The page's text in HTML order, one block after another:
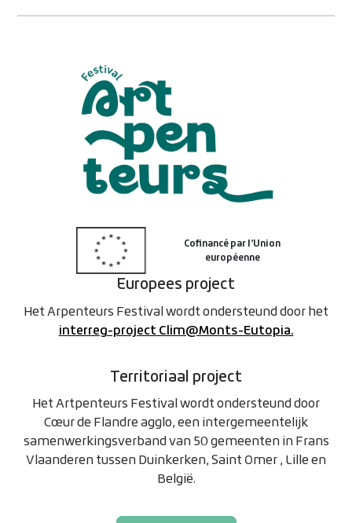
Europees project
Het Arpenteurs Festival wordt ondersteund door het
interreg-project Clim@Monts-Eutopia.
Territoriaal project
Het Artpenteurs Festival wordt ondersteund door
Cœur de Flandre agglo, een intergemeentelijk
samenwerkingsverband van 50 gemeenten in Frans
Vlaanderen tussen Duinkerken, Saint Omer , Lille en
België.